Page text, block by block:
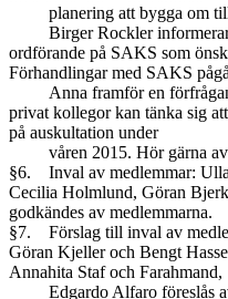
planering att bygga om till
Birger Rockler informerar
ordförande på SAKS som
Förhandlingar med SAKS
Anna framför en förfrågan
privat kollegor kan tänka sig
på auskultation under
våren 2015. Hör gärna av
§6. Inval av medlemmar:
Cecilia Holmlund, Göran
godkändes av medlemmarna.
§7. Förslag till inval av
Göran Kjeller och Bengt
Annahita Staf och Farahmand,
Edgardo Alfaro föreslås av